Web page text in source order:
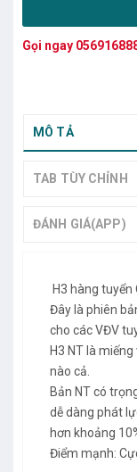
Gọi ngay
MÔ TẢ
TAB TÙY CHỈNH
ĐÁNH GIÁ(APP)
H3 hàng tuyển
Đây là phiên
cho các VĐV
H3 NT là
nào cả.
Bản NT có
dễ dàng phát
hơn khoảng
Điểm mạnh: